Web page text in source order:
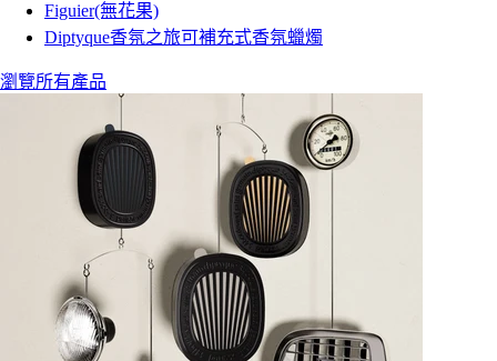
Figuier(無花果)
Diptyque香氛之旅可補充式香氛蠟燭
瀏覽所有產品